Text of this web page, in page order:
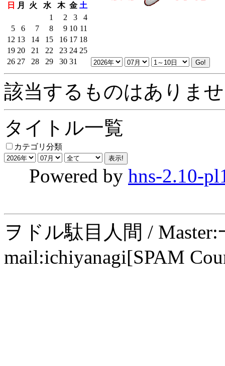
日
月 火 水 木 金 土
1
2 3
4
5
6 7 8 9 10 11
12 13 14 15 16 17 18
19 20 21 22 23 24 25
26 27 28 29 30 31
該当するものはありま
タイトル一覧
カテゴリ分類
Powered by hns-2.10-
ヲドル駄目人間 /
mail:ichiyanagi[SPAM